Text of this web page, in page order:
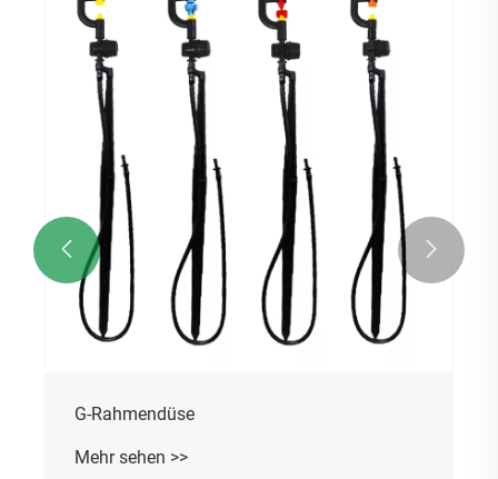
G-Rahmendüse
Mehr sehen >>
 